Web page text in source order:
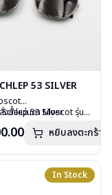
53 SILVER
Schlep 53 Silver
แดดสีเขียว
องหนัง
งชื้อแว่นตา Moscot รุ่น
อเราคลิก หยิบลงตะกร้า
In Stock